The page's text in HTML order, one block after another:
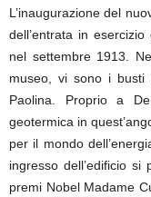
L’inaugurazione del
dell’entrata in
nel settembre 1913.
museo, vi sono i busti
Paolina. Proprio a
geotermica in
per il mondo
ingresso dell’edificio
premi Nobel Madame